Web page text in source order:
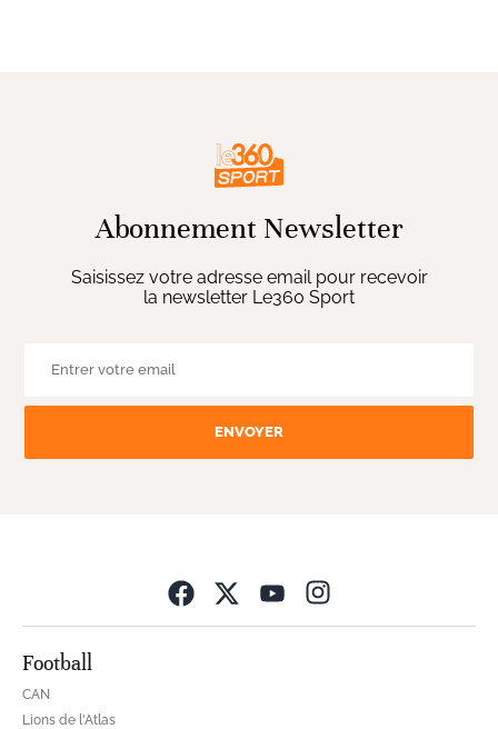
Abonnement Newsletter
Saisissez votre adresse email pour recevoir
la newsletter Le360 Sport
ENVOYER
Football
CAN
Lions de l'Atlas